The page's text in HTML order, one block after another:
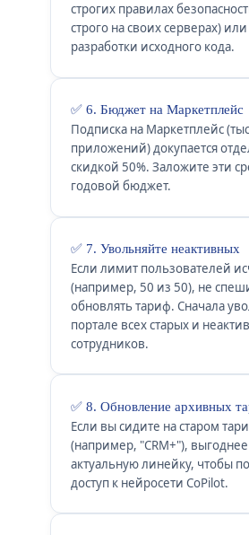
строгих правилах
строго на своих серверах)
разработки исходного кода.
✅ 6. Бюджет на Маркетплейс
Подписка на Маркетплейс
приложений) докупается
скидкой 50%. Заложите эти
годовой бюджет.
✅ 7. Увольняйте неактивных
Если лимит пользователей
(например, 50 из 50), не
обновлять тариф. Сначала
портале всех старых и
сотрудников.
✅ 8. Обновление архивных
Если вы сидите на старом
(например, "CRM+"),
актуальную линейку, чтобы
доступ к нейросети CoPilot.